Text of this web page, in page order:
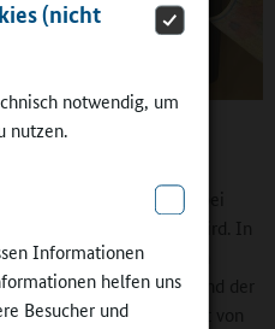
(nicht
notwendig, um
nutzen.
Informationen
helfen uns
Besucher und
neues Whiteboard aus
vornherein so, dass bei
wo man da landen wird. In
wie Hausaufgaben in
auf Doppelstunden und der
im Unterricht erfordert von